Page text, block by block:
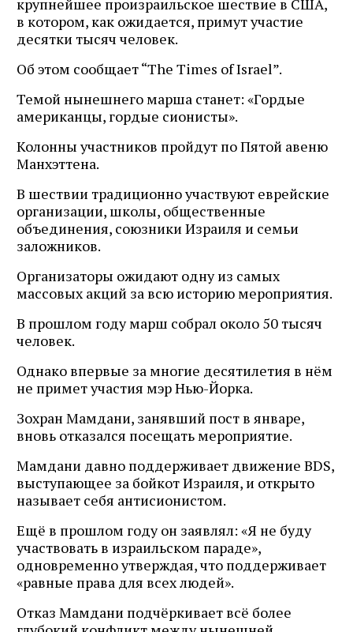
в котором, как ожидается, примут участие
десятки тысяч человек.
Об этом сообщает “The Times of Israel”.
Темой нынешнего марша станет: «Гордые
американцы, гордые сионисты».
Колонны участников пройдут по Пятой авеню
Манхэттена.
В шествии традиционно участвуют еврейские
организации, школы, общественные
объединения, союзники Израиля и семьи
заложников.
Организаторы ожидают одну из самых
массовых акций за всю историю мероприятия.
В прошлом году марш собрал около 50 тысяч
человек.
Однако впервые за многие десятилетия в нём
не примет участия мэр Нью-Йорка.
Зохран Мамдани, занявший пост в январе,
вновь отказался посещать мероприятие.
Мамдани давно поддерживает движение BDS,
выступающее за бойкот Израиля, и открыто
называет себя антисионистом.
Ещё в прошлом году он заявлял: «Я не буду
участвовать в израильском параде»,
одновременно утверждая, что поддерживает
«равные права для всех людей».
Отказ Мамдани подчёркивает всё более